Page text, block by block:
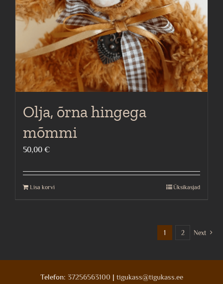
Olja, õrna hingega
mõmmi
50,00 €
Lisa korvi Üksikasjad
1 2 Next
Telefon: 37256563100 | tigukass@tigukass.ee